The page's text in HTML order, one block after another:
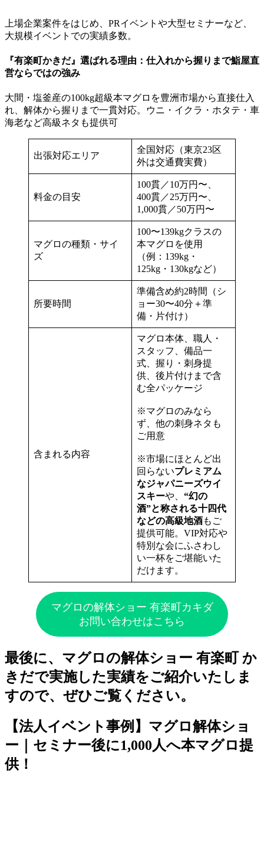
上場企業案件をはじめ、PRイベントや大型セミナーなど、
大規模イベントでの実績多数。
『有楽町かきだ』選ばれる理由： 仕入れから握りまで鮨屋直
営ならではの強み
大間・塩釜産の100kg超級本マグロを豊洲市場から直接仕入
れ、解体から握りまで一貫対応。ウニ・イクラ・ホタテ・車
海老など高級ネタも提供可
出張対応エリア
全国対応（東京23区
外は交通費実費）
料金の目安
100貫／10万円〜、
400貫／25万円〜、
1,000貫／50万円〜
マグロの種類・サイ
ズ
100〜139kgクラスの
本マグロを使用
（例：139kg・
125kg・130kgなど）
所要時間
準備含め約2時間（シ
ョー30〜40分＋準
備・片付け）
含まれる内容
マグロ本体、職人・
スタッフ、備品一
式、握り・刺身提
供、後片付けまで含
む全パッケージ
※マグロのみなら
ず、他の刺身ネタも
ご用意
※市場にほとんど出
回らないプレミアム
なジャパニーズウイ
スキーや、 “幻の
酒”と称される十四代
などの高級地酒もご
提供可能。VIP対応や
特別な会にふさわし
い一杯をご堪能いた
だけます。
マグロの解体ショー 有楽町カキダ
お問い合わせはこちら
最後に、マグロの解体ショー 有楽町 か
きだで実施した実績をご紹介いたしま
すので、ぜひご覧ください。
【法人イベント事例】マグロ解体ショ
ー｜セミナー後に1,000人へ本マグロ提
供！